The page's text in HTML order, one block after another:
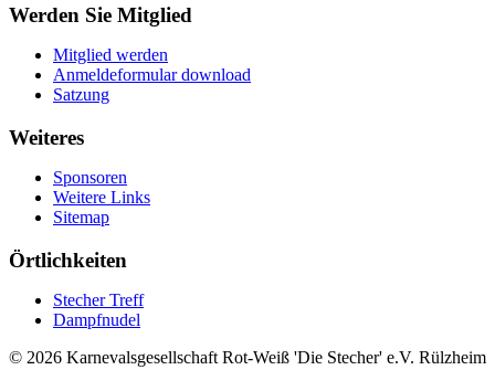
Werden Sie Mitglied
Mitglied werden
Anmeldeformular download
Satzung
Weiteres
Sponsoren
Weitere Links
Sitemap
Örtlichkeiten
Stecher Treff
Dampfnudel
© 2026 Karnevalsgesellschaft Rot-Weiß 'Die Stecher' e.V. Rülzheim